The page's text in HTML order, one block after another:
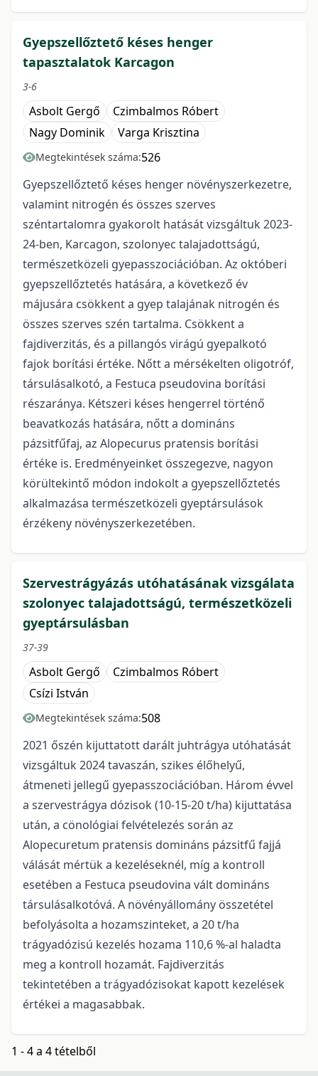
Gyepszellőztető késes henger
tapasztalatok Karcagon
3-6
Asbolt Gergő
Czimbalmos Róbert
Nagy Dominik
Varga Krisztina
Megtekintések száma:526
Gyepszellőztető késes henger növényszerkezetre,
valamint nitrogén és összes szerves
széntartalomra gyakorolt hatását vizsgáltuk 2023-
24-ben, Karcagon, szolonyec talajadottságú,
természetközeli gyepasszociációban. Az októberi
gyepszellőztetés hatására, a következő év
májusára csökkent a gyep talajának nitrogén és
összes szerves szén tartalma. Csökkent a
fajdiverzitás, és a pillangós virágú gyepalkotó
fajok borítási értéke. Nőtt a mérsékelten oligotróf,
társulásalkotó, a Festuca pseudovina borítási
részaránya. Kétszeri késes hengerrel történő
beavatkozás hatására, nőtt a domináns
pázsitfűfaj, az Alopecurus pratensis borítási
értéke is. Eredményeinket összegezve, nagyon
körültekintő módon indokolt a gyepszellőztetés
alkalmazása természetközeli gyeptársulások
érzékeny növényszerkezetében.
Szervestrágyázás utóhatásának vizsgálata
szolonyec talajadottságú, természetközeli
gyeptársulásban
37-39
Asbolt Gergő
Czimbalmos Róbert
Csízi István
Megtekintések száma:508
2021 őszén kijuttatott darált juhtrágya utóhatását
vizsgáltuk 2024 tavaszán, szikes élőhelyű,
átmeneti jellegű gyepasszociációban. Három évvel
a szervestrágya dózisok (10-15-20 t/ha) kijuttatása
után, a cönológiai felvételezés során az
Alopecuretum pratensis domináns pázsitfű fajjá
válását mértük a kezeléseknél, míg a kontroll
esetében a Festuca pseudovina vált domináns
társulásalkotóvá. A növényállomány összetétel
befolyásolta a hozamszinteket, a 20 t/ha
trágyadózisú kezelés hozama 110,6 %-al haladta
meg a kontroll hozamát. Fajdiverzitás
tekintetében a trágyadózisokat kapott kezelések
értékei a magasabbak.
1 - 4 a 4 tételből